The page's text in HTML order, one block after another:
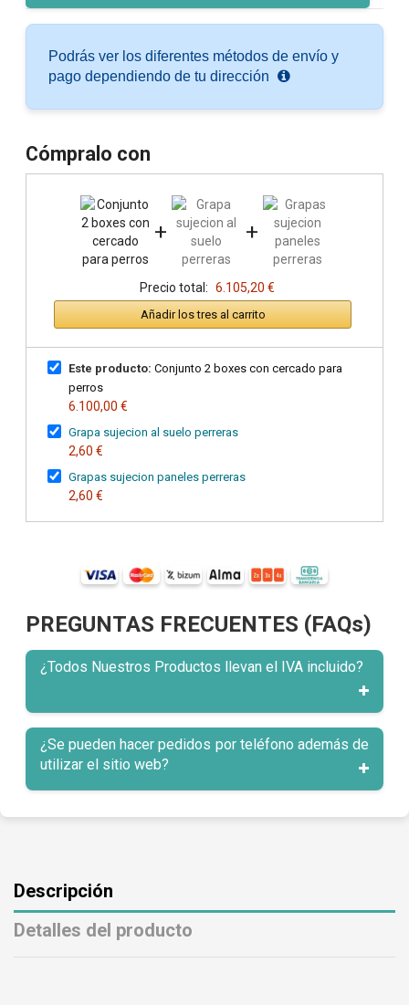
Podrás ver los diferentes métodos de envío y
pago dependiendo de tu dirección
Cómpralo con
+ +
Precio total: 6.105,20 €
Añadir los tres al carrito
Este producto: Conjunto 2 boxes con cercado para
perros
6.100,00 €
Grapa sujecion al suelo perreras
2,60 €
Grapas sujecion paneles perreras
2,60 €
PREGUNTAS FRECUENTES (FAQs)
¿Todos Nuestros Productos llevan el IVA incluido?
¿Se pueden hacer pedidos por teléfono además de
utilizar el sitio web?
Descripción
Detalles del producto